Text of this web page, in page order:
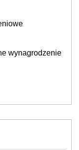
wynagrodzenie